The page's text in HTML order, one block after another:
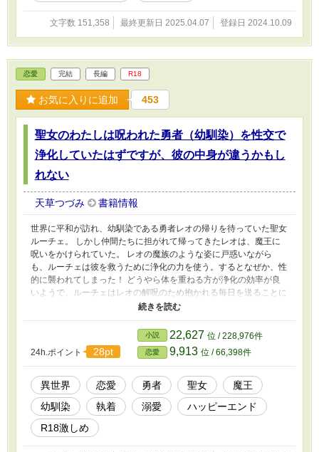
と、裏切られた妻と、一途な義弟（夫の弟）の
お話です。 ・R18描写のあるお話には※がつき
ます ・ヒロイン以外の性描写もありますのでご
注意ください ・作者の頭の中だけに存在するふ
んわり設定異世界です
文字数 151,358 最終更新日 2025.04.07 登録日 2024.10.09
恋愛 完結 長編 R18
お気に入りに追加 453
聖女のわたしは呪われた勇者（幼馴染）を性交で
浄化していたはずですが、彼の中身が違うかもし
れない
天草つづみ 書籍情報
世界に平和が訪れ、幼馴染である勇者レオの帰りを待っていた聖女
ルーチェ。 しかし仲間たちに担がれて帰ってきたレオは、魔王に
呪いをかけられていた。 レオの魔族のような姿に戸惑いながら
も、ルーチェは彼を救うために浄化の力を使う。するとなぜか、性
的に襲われてしまった！ どうやら体を重ねる方が浄化の効率が良
いようで、ルーチェはレオの解呪のため抱かれる毎日を送ることに
なるのだった。 そして二ヶ月後、その甲斐あってレオは意識を取
り戻すのだが、どこか様子がおかしくて……？ ＊R18描写のあるお
話には※がついています。 ＊R18シーン激しめです。
24h.ポイント 28pt
小説 22,627 位 / 228,976件
恋愛 9,913 位 / 66,398件
異世界 恋愛 勇者 聖女
魔王
幼馴染
執着 溺愛
ハッピーエンド
R18激しめ